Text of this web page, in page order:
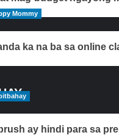
Mommy
ka na ba sa online
ay hindi para sa